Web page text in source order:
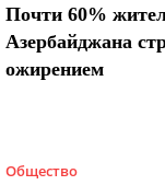
Почти 60%
Азербайджана
ожирением
Общество